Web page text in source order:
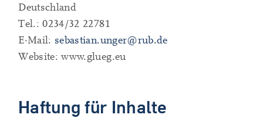
Deutschland
Tel.: 0234/32 22781
E-Mail: sebastian.unger@rub.de
Website: www.glueg.eu
Haftung für Inhalte